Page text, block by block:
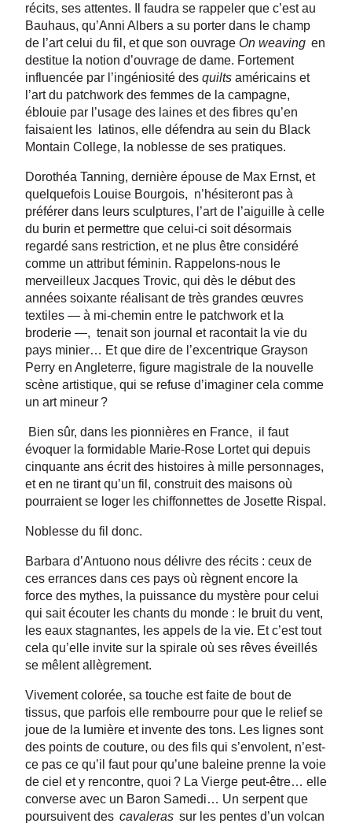
récits, ses attentes. Il faudra se rappeler que c’est au
Bauhaus, qu’Anni Albers a su porter dans le champ
de l’art celui du fil, et que son ouvrage On weaving en
destitue la notion d’ouvrage de dame. Fortement
influencée par l’ingéniosité des quilts américains et
l’art du patchwork des femmes de la campagne,
éblouie par l’usage des laines et des fibres qu’en
faisaient les latinos, elle défendra au sein du Black
Montain College, la noblesse de ses pratiques.
Dorothéa Tanning, dernière épouse de Max Ernst, et
quelquefois Louise Bourgois, n’hésiteront pas à
préférer dans leurs sculptures, l’art de l’aiguille à celle
du burin et permettre que celui-ci soit désormais
regardé sans restriction, et ne plus être considéré
comme un attribut féminin. Rappelons-nous le
merveilleux Jacques Trovic, qui dès le début des
années soixante réalisant de très grandes œuvres
textiles — à mi-chemin entre le patchwork et la
broderie —, tenait son journal et racontait la vie du
pays minier… Et que dire de l’excentrique Grayson
Perry en Angleterre, figure magistrale de la nouvelle
scène artistique, qui se refuse d’imaginer cela comme
un art mineur ?
Bien sûr, dans les pionnières en France, il faut
évoquer la formidable Marie-Rose Lortet qui depuis
cinquante ans écrit des histoires à mille personnages,
et en ne tirant qu’un fil, construit des maisons où
pourraient se loger les chiffonnettes de Josette Rispal.
Noblesse du fil donc.
Barbara d’Antuono nous délivre des récits : ceux de
ces errances dans ces pays où règnent encore la
force des mythes, la puissance du mystère pour celui
qui sait écouter les chants du monde : le bruit du vent,
les eaux stagnantes, les appels de la vie. Et c’est tout
cela qu’elle invite sur la spirale où ses rêves éveillés
se mêlent allègrement.
Vivement colorée, sa touche est faite de bout de
tissus, que parfois elle rembourre pour que le relief se
joue de la lumière et invente des tons. Les lignes sont
des points de couture, ou des fils qui s’envolent, n’est-
ce pas ce qu’il faut pour qu’une baleine prenne la voie
de ciel et y rencontre, quoi ? La Vierge peut-être… elle
converse avec un Baron Samedi… Un serpent que
poursuivent des cavaleras sur les pentes d’un volcan